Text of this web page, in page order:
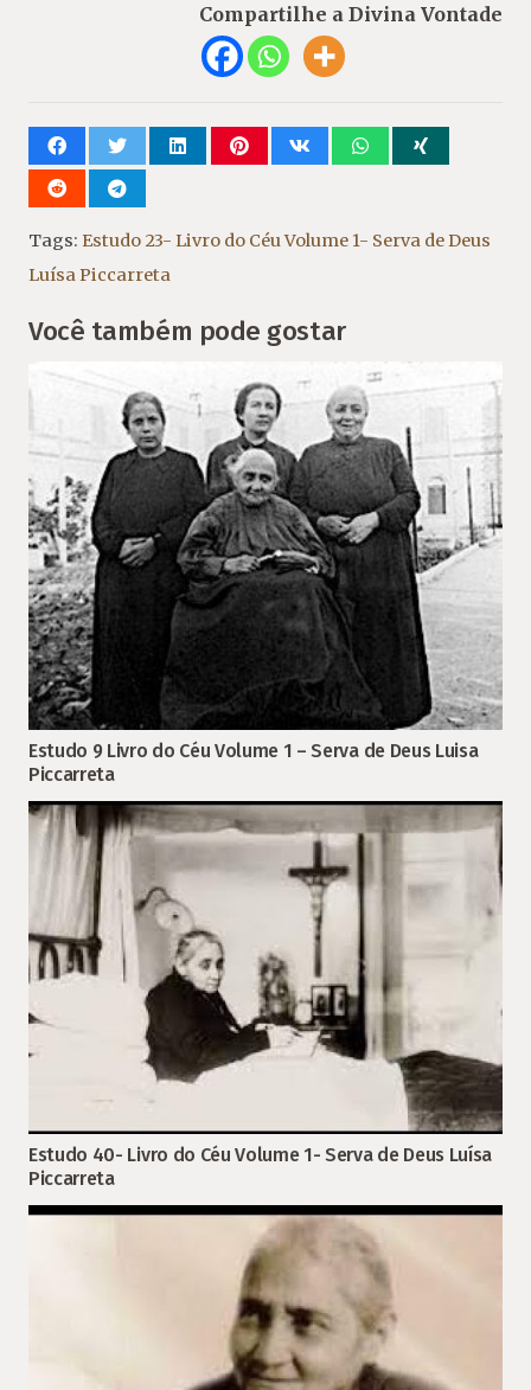
Compartilhe a Divina Vontade
Tags: Estudo 23- Livro do Céu Volume 1- Serva de Deus
Luísa Piccarreta
Você também pode gostar
Estudo 9 Livro do Céu Volume 1 – Serva de Deus Luisa
Piccarreta
Estudo 40- Livro do Céu Volume 1- Serva de Deus Luísa
Piccarreta